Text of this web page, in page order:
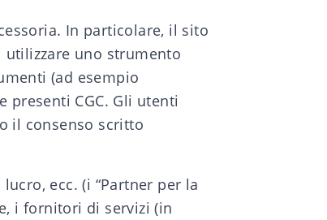
In particolare, il sito
uno strumento
(ad esempio
CGC. Gli utenti
il consenso scritto
ecc. (i “Partner per la
i fornitori di servizi (in